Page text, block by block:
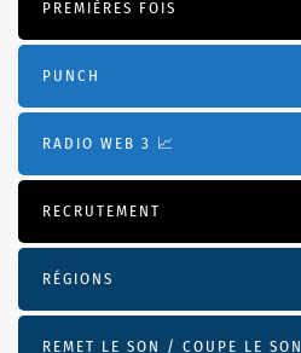
PREMIÈRES FOIS
PUNCH
RADIO WEB 3 📈
RECRUTEMENT
RÉGIONS
REMET LE SON / COUPE LE SON